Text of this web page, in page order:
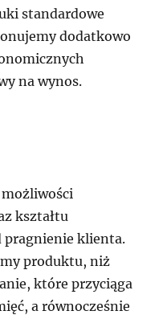
standardowe
dodatkowo
na wynos.
kształtu
pragnienie klienta.
produktu, niż
które przyciąga
a równocześnie